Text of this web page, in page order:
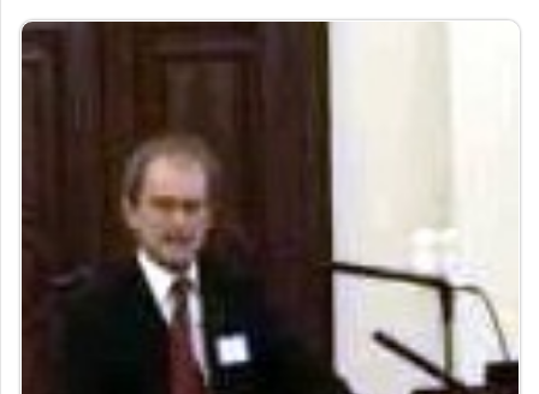
Intézményi kezdőlap
Intézményi felfedezés
Intézményi listák
Intézmények